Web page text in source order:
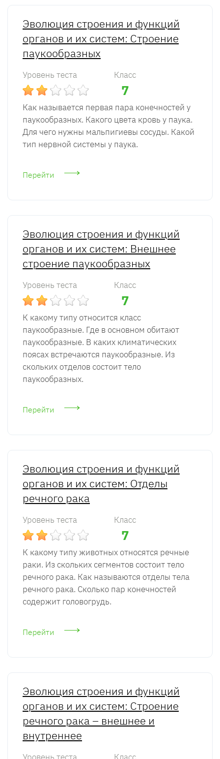
Эволюция строения и функций
органов и их систем: Строение
паукообразных
Уровень теста Класс
7
Как называется первая пара конечностей у
паукообразных. Какого цвета кровь у паука.
Для чего нужны мальпигиевы сосуды. Какой
тип нервной системы у паука.
Перейти
Эволюция строения и функций
органов и их систем: Внешнее
строение паукообразных
Уровень теста Класс
7
К какому типу относится класс
паукообразные. Где в основном обитают
паукообразные. В каких климатических
поясах встречаются паукообразные. Из
скольких отделов состоит тело
паукообразных.
Перейти
Эволюция строения и функций
органов и их систем: Отделы
речного рака
Уровень теста Класс
7
К какому типу животных относятся речные
раки. Из скольких сегментов состоит тело
речного рака. Как называются отделы тела
речного рака. Сколько пар конечностей
содержит головогрудь.
Перейти
Эволюция строения и функций
органов и их систем: Строение
речного рака – внешнее и
внутреннее